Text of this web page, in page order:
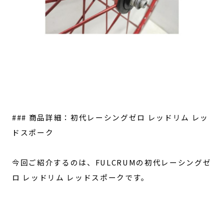
### 商品詳細：初代レーシングゼロ レッドリム レッ
ドスポーク
今回ご紹介するのは、FULCRUMの初代レーシングゼ
ロ レッドリム レッドスポークです。